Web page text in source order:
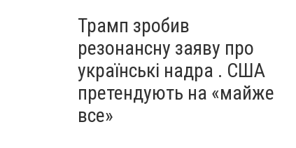
Трамп зробив
резонансну заяву про
українські надра . США
претендують на «майже
все»